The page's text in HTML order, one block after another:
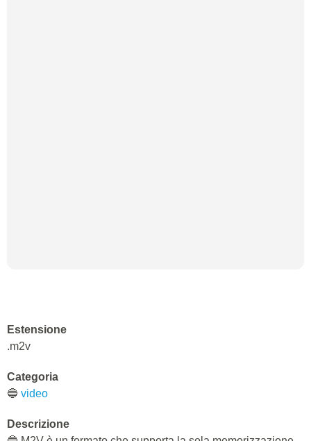
Estensione
.m2v
Categoria
🔵 video
Descrizione